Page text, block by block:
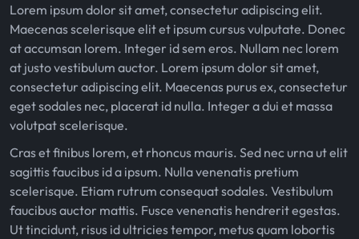
8
0
.
0
0
.
.
0
0
.
Lorem ipsum dolor sit amet, consectetur adipiscing elit.
Maecenas scelerisque elit et ipsum cursus vulputate. Donec
at accumsan lorem. Integer id sem eros. Nullam nec lorem
at justo vestibulum auctor. Lorem ipsum dolor sit amet,
consectetur adipiscing elit. Maecenas purus ex, consectetur
eget sodales nec, placerat id nulla. Integer a dui et massa
volutpat scelerisque.
Cras et finibus lorem, et rhoncus mauris. Sed nec urna ut elit
sagittis faucibus id a ipsum. Nulla venenatis pretium
scelerisque. Etiam rutrum consequat sodales. Vestibulum
faucibus auctor mattis. Fusce venenatis hendrerit egestas.
Ut tincidunt, risus id ultricies tempor, metus quam lobortis